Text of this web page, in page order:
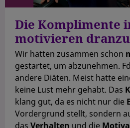
Die Komplimente
motivieren
Wir hatten zusammen schon
gestartet, um abzunehmen.
andere Diäten. Meist hatte
keine Lust mehr gehabt. Das
klang gut, da es nicht nur die
Vordergrund stellt, sondern
das Verhalten und die